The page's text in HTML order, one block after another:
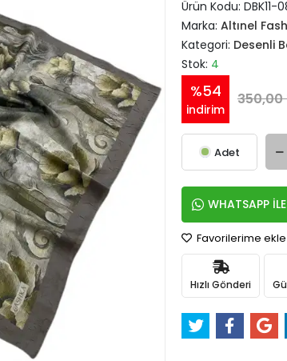
Ürün Kodu: DBK11-
Marka: Altınel
Kategori: Desenli
Stok: 4
%54
indirim
350,00
Adet
WHATSAPP
Favorilerime ekle
Hızlı Gönderi